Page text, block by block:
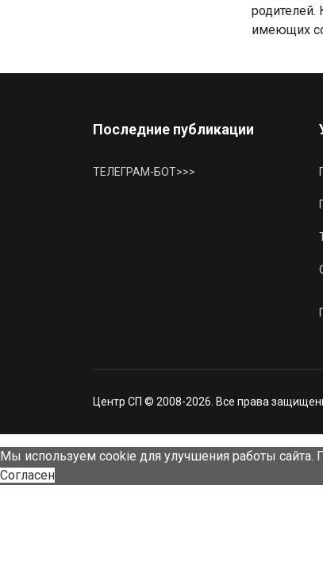
родителей.
имеющих
Последние публикации
ТЕЛЕГРАМ-БОТ>>>
Центр СП © 2008-2026. Все права
Мы используем cookie для улучшения работы сайта.
Согласен